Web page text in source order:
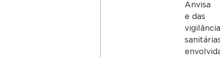
Anvisa
e das